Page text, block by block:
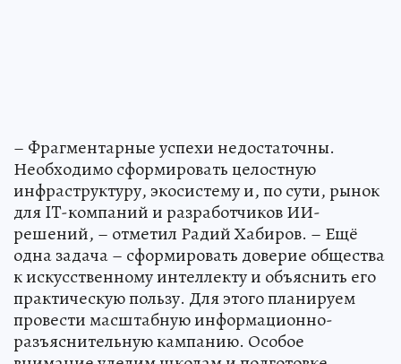
– Фрагментарные успехи недостаточны.
Необходимо сформировать целостную
инфраструктуру, экосистему и, по сути, рынок
для IT-компаний и разработчиков ИИ-
решений, – отметил Радий Хабиров. – Ещё
одна задача – сформировать доверие общества
к искусственному интеллекту и объяснить его
практическую пользу. Для этого планируем
провести масштабную информационно-
разъяснительную кампанию. Особое